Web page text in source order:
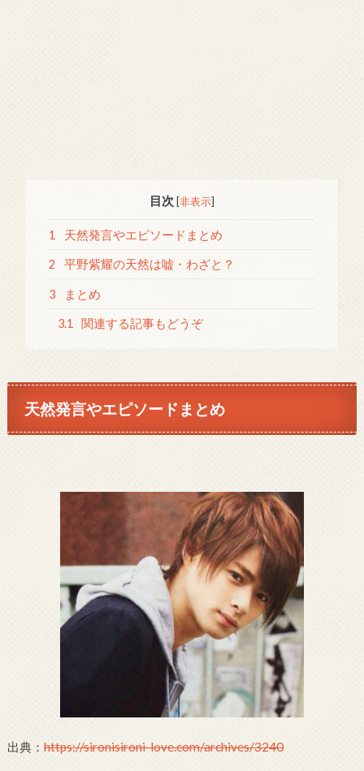
目次 [非表示]
1 天然発言やエピソードまとめ
2 平野紫耀の天然は嘘・わざと？
3 まとめ
3.1 関連する記事もどうぞ
天然発言やエピソードまとめ
出典： https://sironisironi-love.com/archives/3240